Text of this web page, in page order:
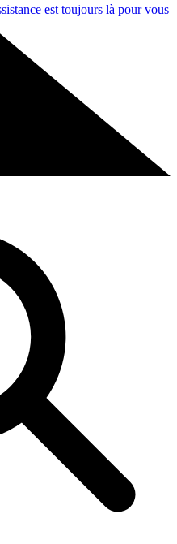
est toujours là pour vous